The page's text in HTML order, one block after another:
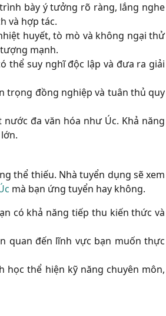
bày ý tưởng rõ ràng, lắng nghe
và hợp tác.
huyết, tò mò và không ngại thử
mạnh.
thể suy nghĩ độc lập và đưa ra giải
trọng đồng nghiệp và tuân thủ quy
đa văn hóa như Úc. Khả năng
thể thiếu. Nhà tuyển dụng sẽ xem
mà bạn ứng tuyển hay không.
có khả năng tiếp thu kiến thức và
quan đến lĩnh vực bạn muốn thực
học thể hiện kỹ năng chuyên môn,